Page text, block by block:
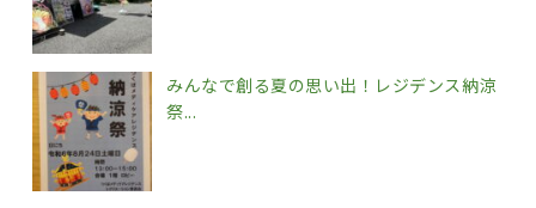
みんなで創る夏の思い出！レジデンス納涼
祭...